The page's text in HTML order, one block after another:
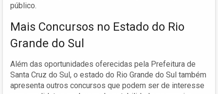
público.
Mais Concursos no Estado do Rio
Grande do Sul
Além das oportunidades oferecidas pela Prefeitura de
Santa Cruz do Sul, o estado do Rio Grande do Sul também
apresenta outros concursos que podem ser de interesse